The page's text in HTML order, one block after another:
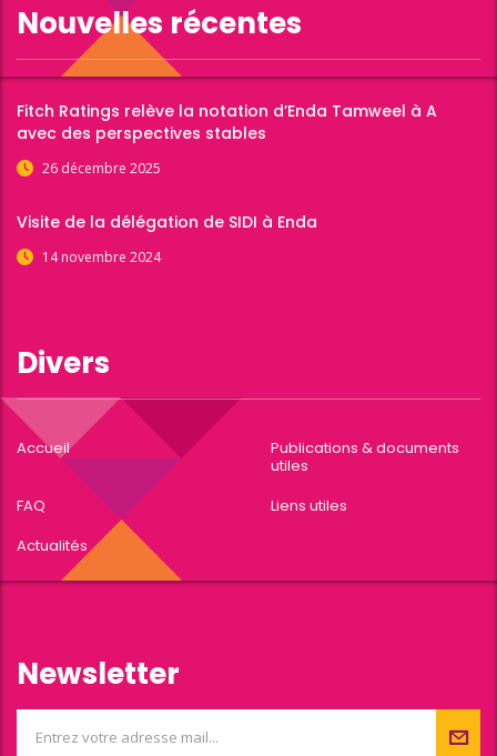
Nouvelles récentes
Fitch Ratings relève la notation d’Enda Tamweel à A
avec des perspectives stables
26 décembre 2025
Visite de la délégation de SIDI à Enda
14 novembre 2024
Divers
Accueil
Publications & documents
utiles
FAQ
Liens utiles
Actualités
Newsletter